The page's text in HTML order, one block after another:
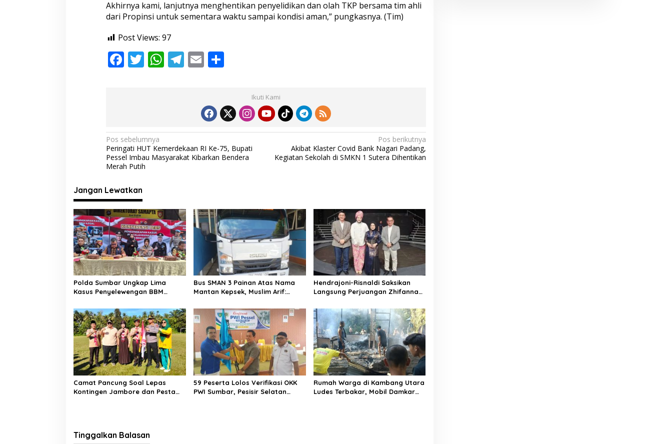
Akhirnya kami, lanjutnya menghentikan penyelidikan dan olah TKP bersama tim ahli
dari Propinsi untuk sementara waktu sampai kondisi aman,” pungkasnya. (Tim)
Post Views: 97
F
o
k
T W
p
p
T
m
E
l
S
e Ikuti Kami
N
a
v
i
g
a
s
i
p
o
s
Pos sebelumnya
Peringati HUT Kemerdekaan RI Ke-75, Bupati
Pessel Imbau Masyarakat Kibarkan Bendera
Merah Putih
Pos berikutnya
Akibat Klaster Covid Bank Nagari Padang,
Kegiatan Sekolah di SMKN 1 Sutera Dihentikan
Jangan Lewatkan
Polda Sumbar Ungkap Lima
Kasus Penyelewengan BBM
Disita
Bus SMAN 3 Painan Atas Nama
Mantan Kepsek, Muslim Arif:
Hendrajoni-Risnaldi Saksikan
Langsung Perjuangan Zhifanna
D’Academy 8 Menggelegar!
Camat Pancung Soal Lepas
Kontingen Jambore dan Pesta
59 Peserta Lolos Verifikasi OKK
PWI Sumbar, Pesisir Selatan
Rumah Warga di Kambang Utara
Ludes Terbakar, Mobil Damkar
Tinggalkan Balasan